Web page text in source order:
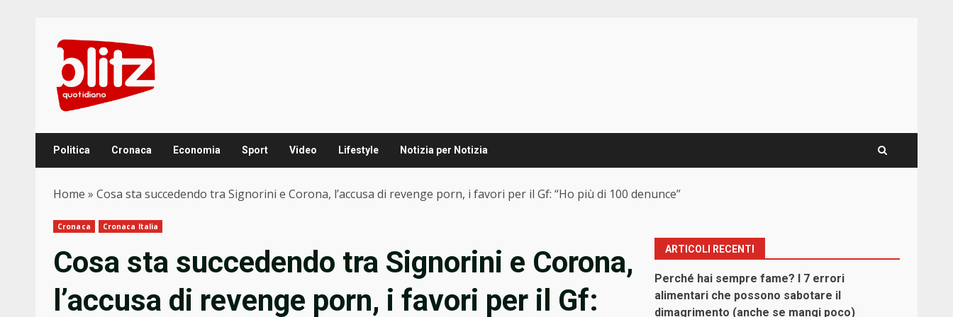
content
Politica Cronaca Economia Sport Video Lifestyle Notizia per Notizia
Home » Cosa sta succedendo tra Signorini e Corona, l’accusa di revenge porn, i favori per il Gf: “Ho più di 100 denunce”
Cronaca Cronaca Italia
Cosa sta succedendo tra Signorini e Corona,
l’accusa di revenge porn, i favori per il Gf:
ARTICOLI RECENTI
Perché hai sempre fame? I 7 errori
alimentari che possono sabotare il
dimagrimento (anche se mangi poco)